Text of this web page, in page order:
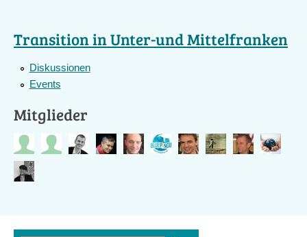
Transition in Unter-und Mittelfranken
Diskussionen
Events
Mitglieder